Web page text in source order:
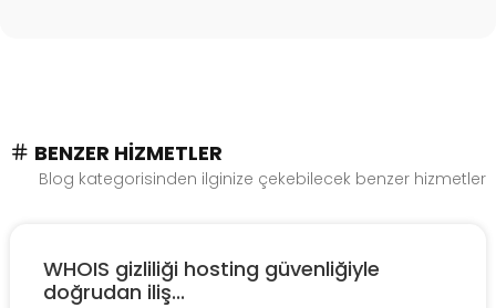
BENZER HIZMETLER
Blog kategorisinden ilginize çekebilecek benzer hizmetler
WHOIS gizliliği hosting güvenliğiyle
doğrudan iliş...